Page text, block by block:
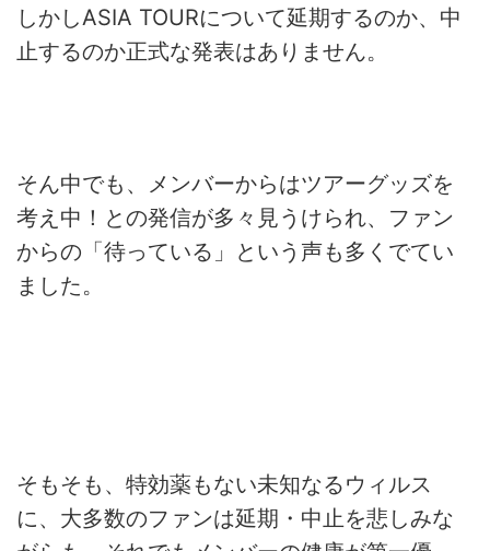
しかしASIA TOURについて延期するのか、中
止するのか正式な発表はありません。
そん中でも、メンバーからはツアーグッズを
考え中！との発信が多々見うけられ、ファン
からの「待っている」という声も多くでてい
ました。
そもそも、特効薬もない未知なるウィルス
に、大多数のファンは延期・中止を悲しみな